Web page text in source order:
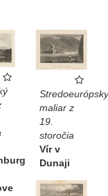
Stredoeurópsky
maliar z
19.
storočia
Vír v
Dunaji